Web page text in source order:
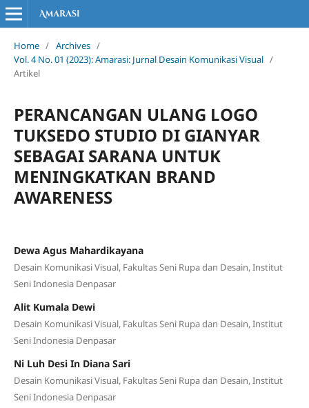
Home / Archives /
Vol. 4 No. 01 (2023): Amarasi: Jurnal Desain Komunikasi Visual /
Artikel
PERANCANGAN ULANG LOGO
TUKSEDO STUDIO DI GIANYAR
SEBAGAI SARANA UNTUK
MENINGKATKAN BRAND
AWARENESS
Dewa Agus Mahardikayana
Desain Komunikasi Visual, Fakultas Seni Rupa dan Desain, Institut
Seni Indonesia Denpasar
Alit Kumala Dewi
Desain Komunikasi Visual, Fakultas Seni Rupa dan Desain, Institut
Seni Indonesia Denpasar
Ni Luh Desi In Diana Sari
Desain Komunikasi Visual, Fakultas Seni Rupa dan Desain, Institut
Seni Indonesia Denpasar